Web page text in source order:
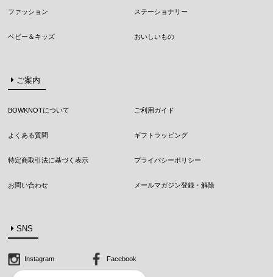
ファッション ステーショナリー
ベビー＆キッズ おいしいもの
ご案内
BOWKNOTについて ご利用ガイド
よくある質問 ギフトラッピング
特定商取引法に基づく表示 プライバシーポリシー
お問い合わせ メールマガジン登録・解除
SNS
Instagram Facebook